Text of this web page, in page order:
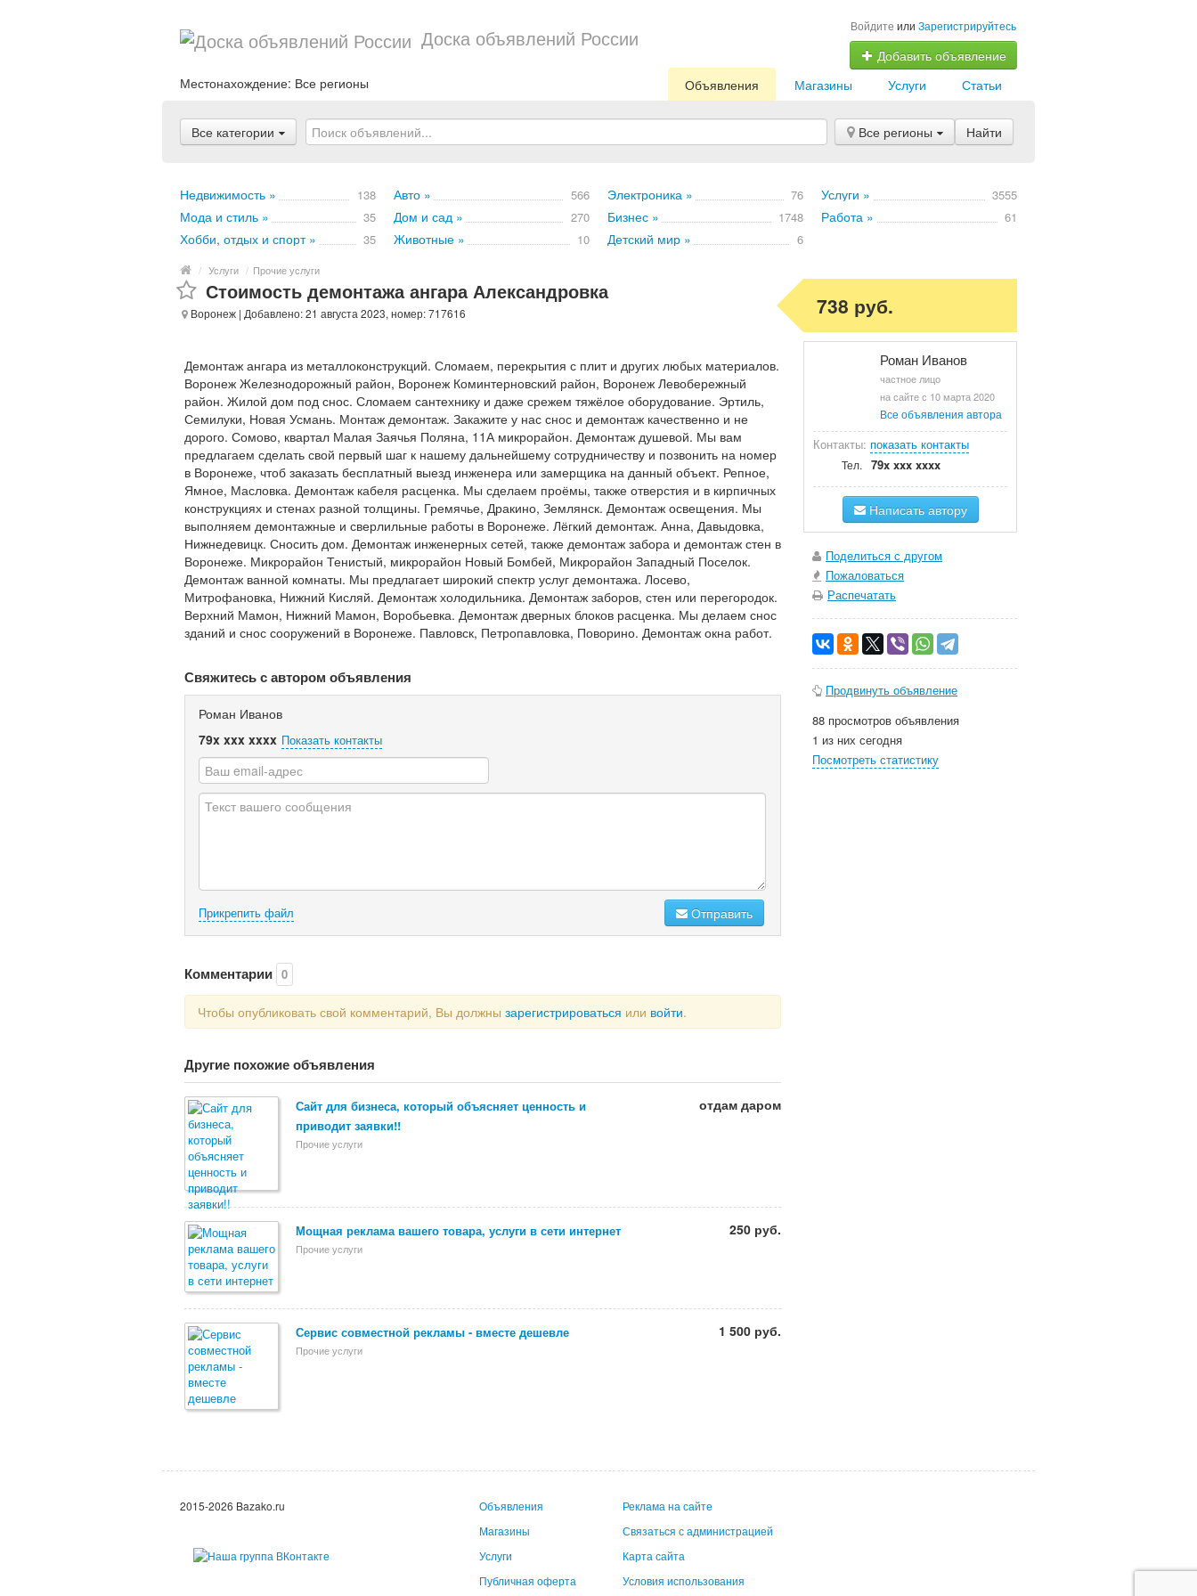
Доска объявлений России Войдите или Зарегистрируйтесь
Добавить объявление
Местонахождение: Все регионы Статьи
Услуги
Магазины
Объявления
Все категории Все регионы Найти
Недвижимость » 138 Авто » 566 Электроника » 76 Услуги » 3555
Мода и стиль » 35 Дом и сад » 270 Бизнес » 1748 Работа » 61
Хобби, отдых и спорт » 35 Животные » 10 Детский мир » 6
/ Услуги / Прочие услуги
Стоимость демонтажа ангара Александровка
Воронеж | Добавлено: 21 августа 2023, номер: 717616
Демонтаж ангара из металлоконструкций. Сломаем, перекрытия с плит и других любых материалов.
Воронеж Железнодорожный район, Воронеж Коминтерновский район, Воронеж Левобережный
район. Жилой дом под снос. Сломаем сантехнику и даже срежем тяжёлое оборудование. Эртиль,
Семилуки, Новая Усмань. Монтаж демонтаж. Закажите у нас снос и демонтаж качественно и не
дорого. Сомово, квартал Малая Заячья Поляна, 11А микрорайон. Демонтаж душевой. Мы вам
предлагаем сделать свой первый шаг к нашему дальнейшему сотрудничеству и позвонить на номер
в Воронеже, чтоб заказать бесплатный выезд инженера или замерщика на данный объект. Репное,
Ямное, Масловка. Демонтаж кабеля расценка. Мы сделаем проёмы, также отверстия и в кирпичных
конструкциях и стенах разной толщины. Гремячье, Дракино, Землянск. Демонтаж освещения. Мы
выполняем демонтажные и сверлильные работы в Воронеже. Лёгкий демонтаж. Анна, Давыдовка,
Нижнедевицк. Сносить дом. Демонтаж инженерных сетей, также демонтаж забора и демонтаж стен в
Воронеже. Микрорайон Тенистый, микрорайон Новый Бомбей, Микрорайон Западный Поселок.
Демонтаж ванной комнаты. Мы предлагает широкий спектр услуг демонтажа. Лосево,
Митрофановка, Нижний Кисляй. Демонтаж холодильника. Демонтаж заборов, стен или перегородок.
Верхний Мамон, Нижний Мамон, Воробьевка. Демонтаж дверных блоков расценка. Мы делаем снос
зданий и снос сооружений в Воронеже. Павловск, Петропавловка, Поворино. Демонтаж окна работ.
Свяжитесь с автором объявления
Роман Иванов
79x xxx xxxx Показать контакты
Прикрепить файл Отправить
Комментарии 0
Чтобы опубликовать свой комментарий, Вы должны зарегистрироваться или войти.
Другие похожие объявления
Сайт для бизнеса, который объясняет ценность и
приводит заявки!!
Прочие услуги
отдам даром
Мощная реклама вашего товара, услуги в сети интернет
Прочие услуги
250 руб.
Сервис совместной рекламы - вместе дешевле
Прочие услуги
1 500 руб.
738 руб.
Роман Иванов
частное лицо
на сайте с 10 марта 2020
Все объявления автора
Контакты: показать контакты
Тел. 79x xxx xxxx
Написать автору
Поделиться с другом
Пожаловаться
Распечатать
Продвинуть объявление
88 просмотров объявления
1 из них сегодня
Посмотреть статистику
2015-2026 Bazako.ru
Объявления
Магазины
Услуги
Публичная оферта
Реклама на сайте
Связаться с администрацией
Карта сайта
Условия использования